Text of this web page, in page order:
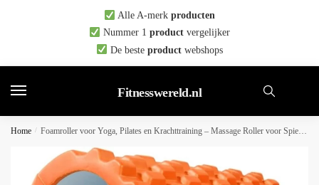
Alle A-merk producten
Nummer 1 productvergelijker
De beste productwebshops
Fitnesswereld.nl
Home / Foamroller voor Yoga, Pilates en Krachttraining – Massage Roller voor Spierherstel en Stretching